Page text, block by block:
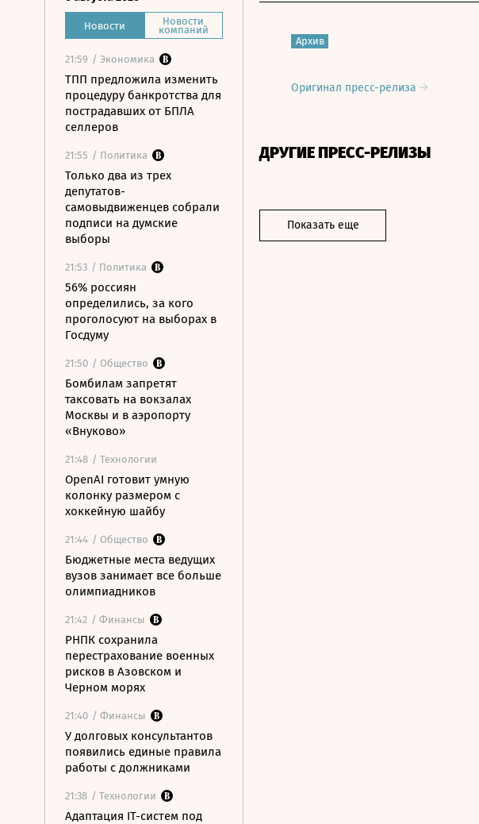
Новости Новости
компаний
21:59 / Экономика
ТПП предложила изменить
процедуру банкротства для
пострадавших от БПЛА
селлеров
21:55 / Политика
Только два из трех
депутатов-
самовыдвиженцев собрали
подписи на думские
выборы
21:53 / Политика
56% россиян
определились, за кого
проголосуют на выборах в
Госдуму
21:50 / Общество
Бомбилам запретят
таксовать на вокзалах
Москвы и в аэропорту
«Внуково»
21:48 / Технологии
OpenAI готовит умную
колонку размером с
хоккейную шайбу
21:44 / Общество
Бюджетные места ведущих
вузов занимает все больше
олимпиадников
21:42 / Финансы
РНПК сохранила
перестрахование военных
рисков в Азовском и
Черном морях
21:40 / Финансы
У долговых консультантов
появились единые правила
работы с должниками
21:38 / Технологии
Адаптация IT-систем под
Архив
Оригинал пресс-релиза
ДРУГИЕ ПРЕСС-РЕЛИЗЫ
Показать еще